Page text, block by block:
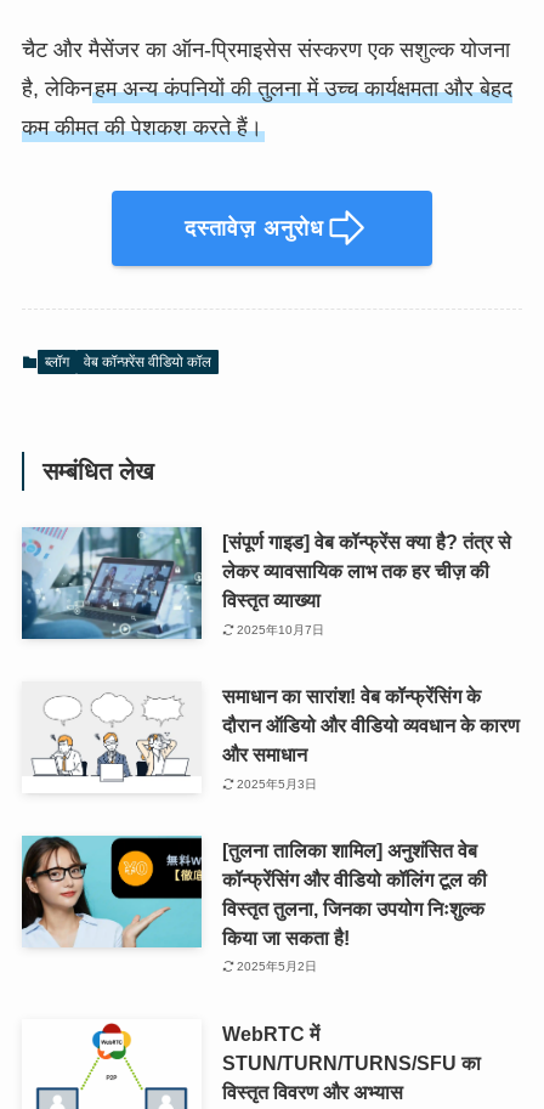
चैट और मैसेंजर का ऑन-प्रिमाइसेस संस्करण एक सशुल्क योजना
है, लेकिनहम अन्य कंपनियों की तुलना में उच्च कार्यक्षमता और बेहद
कम कीमत की पेशकश करते हैं।
दस्तावेज़ अनुरोध
ब्लॉग वेब कॉन्फ़्रेंस वीडियो कॉल
सम्बंधित लेख
[संपूर्ण गाइड] वेब कॉन्फ्रेंस क्या है? तंत्र से
लेकर व्यावसायिक लाभ तक हर चीज़ की
विस्तृत व्याख्या
2025年10月7日
समाधान का सारांश! वेब कॉन्फ्रेंसिंग के
दौरान ऑडियो और वीडियो व्यवधान के कारण
और समाधान
2025年5月3日
[तुलना तालिका शामिल] अनुशंसित वेब
कॉन्फ्रेंसिंग और वीडियो कॉलिंग टूल की
विस्तृत तुलना, जिनका उपयोग निःशुल्क
किया जा सकता है!
2025年5月2日
WebRTC में
STUN/TURN/TURNS/SFU का
विस्तृत विवरण और अभ्यास